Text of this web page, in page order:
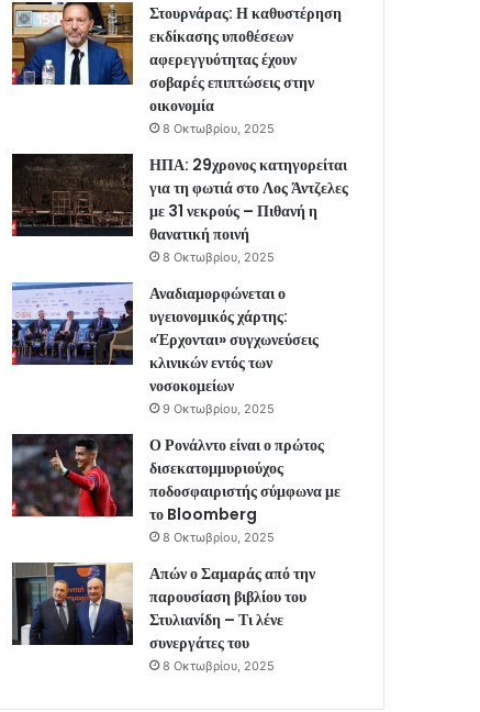
Στουρνάρας: Η καθυστέρηση
εκδίκασης υποθέσεων
αφερεγγυότητας έχουν
σοβαρές επιπτώσεις στην
οικονομία
8 Οκτωβρίου, 2025
ΗΠΑ: 29χρονος κατηγορείται
για τη φωτιά στο Λος Άντζελες
με 31 νεκρούς – Πιθανή η
θανατική ποινή
8 Οκτωβρίου, 2025
Αναδιαμορφώνεται ο
υγειονομικός χάρτης:
«Έρχονται» συγχωνεύσεις
κλινικών εντός των
νοσοκομείων
9 Οκτωβρίου, 2025
Ο Ρονάλντο είναι ο πρώτος
δισεκατομμυριούχος
ποδοσφαιριστής σύμφωνα με
το Bloomberg
8 Οκτωβρίου, 2025
Απών ο Σαμαράς από την
παρουσίαση βιβλίου του
Στυλιανίδη – Τι λένε
συνεργάτες του
8 Οκτωβρίου, 2025